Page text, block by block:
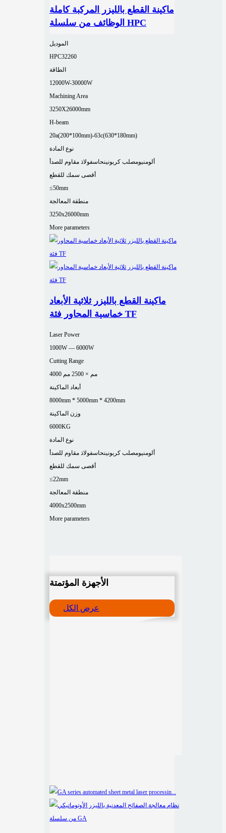
ماكينة القطع بالليزر المركبة كاملة
الوظائف من سلسلة HPC
الموديل
HPC32260
الطاقة
12000W-30000W
Machining Area
3250X26000mm
H-beam
20a(200*100mm)-63c(630*180mm)
نوع المادة
ألومنيومصلب كربونينحاسفولاذ مقاوم للصدأ
أقصى سمك للقطع
≤50mm
منطقة المعالجة
3250x26000mm
More parameters
ماكينة القطع بالليزر ثلاثية الأبعاد
خماسية المحاور فئة TF
Laser Power
1000W — 6000W
Cutting Range
4000 مم × 2500 مم
أبعاد الماكينة
8000mm * 5000mm * 4200mm
وزن الماكينة
6000KG
نوع المادة
ألومنيومصلب كربونينحاسفولاذ مقاوم للصدأ
أقصى سمك للقطع
≤22mm
منطقة المعالجة
4000x2500mm
More parameters
الأجهزة المؤتمتة
عرض الكل